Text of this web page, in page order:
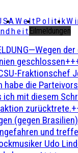
WeltPolitik
Eilmeldungen
Fraktionschef
die
mit diesem
(gegen
und
Udo